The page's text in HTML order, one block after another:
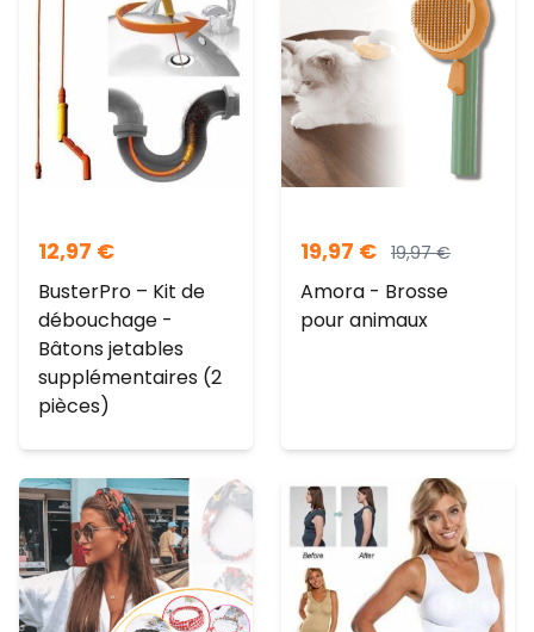
12,97 €
BusterPro – Kit de
débouchage -
Bâtons jetables
supplémentaires (2
pièces)
19,97 € 19,97€
Amora - Brosse
pour animaux